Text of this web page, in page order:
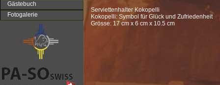
Gästebuch
Fotogalerie
Serviettenhalter Kokopelli
Kokopelli: Symbol für Glück und Zufriedenheit
Grösse: 17 cm x 6 cm x 10.5 cm